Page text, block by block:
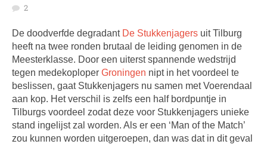
2
De doodverfde degradant De Stukkenjagers uit Tilburg
heeft na twee ronden brutaal de leiding genomen in de
Meesterklasse. Door een uiterst spannende wedstrijd
tegen medekoploper Groningen nipt in het voordeel te
beslissen, gaat Stukkenjagers nu samen met Voerendaal
aan kop. Het verschil is zelfs een half bordpuntje in
Tilburgs voordeel zodat deze voor Stukkenjagers unieke
stand ingelijst zal worden. Als er een ‘Man of the Match’
zou kunnen worden uitgeroepen, dan was dat in dit geval